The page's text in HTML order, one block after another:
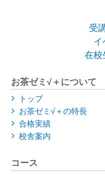
受
イ
在校
お茶ゼミ√＋について
トップ
お茶ゼミ√＋の特長
合格実績
校舎案内
コース